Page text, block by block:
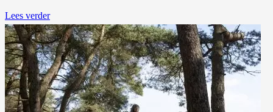
Lees verder